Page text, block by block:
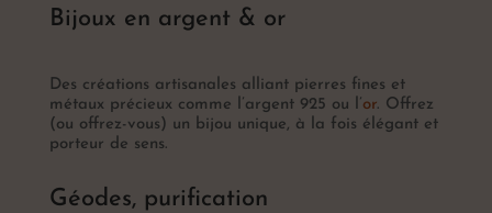
Bijoux en argent & or
Des créations artisanales alliant pierres fines et
métaux précieux comme l’argent 925 ou l’ or. Offrez
(ou offrez-vous) un bijou unique, à la fois élégant et
porteur de sens.
Géodes, purification